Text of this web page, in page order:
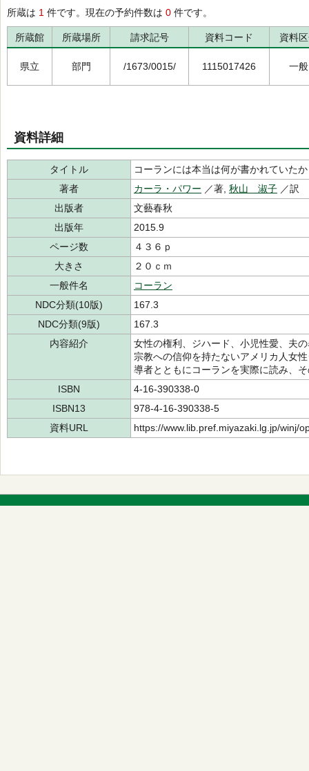
所蔵は 1 件です。現在の予約件数は 0 件です。
所蔵館 所蔵場所 請求記号 資料コード 資料
県立 部門 /1673/0015/ 1115017426 一般
資料詳細
タイトル
コーランには本当は何が書かれていた
著者
カーラ・パワー ／著, 秋山 淑子 ／訳
出版者
文藝春秋
出版年
2015.9
ページ数
４３６ｐ
大きさ
２０ｃｍ
一般件名
コーラン
NDC分類(10版)
167.3
NDC分類(9版)
167.3
内容紹介
女性の権利、ジハード、小児性愛、夫
宗教への信仰を持たないアメリカ人女
導者とともにコーランを実際に読み、
ISBN
4-16-390338-0
ISBN13
978-4-16-390338-5
資料URL
https://www.lib.pref.miyazaki.lg.jp/winj/